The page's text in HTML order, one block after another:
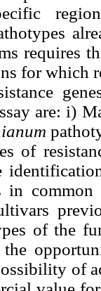
requires
for which
are: i)
of
in
of the
the
of